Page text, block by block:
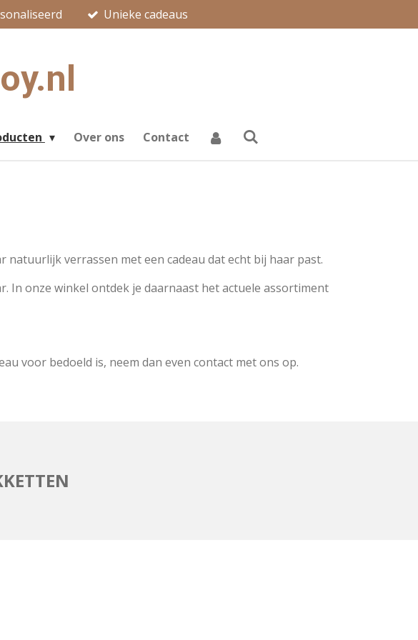
Unieke cadeaus
Over ons Contact
verrassen met een cadeau dat echt bij haar past.
In onze winkel ontdek je daarnaast het actuele assortiment
voor bedoeld is, neem dan even contact met ons op.